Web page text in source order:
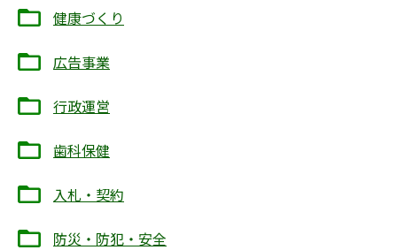
健康づくり
広告事業
行政運営
歯科保健
入札・契約
防災・防犯・安全